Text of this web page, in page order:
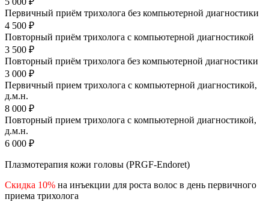
Первичный приём трихолога без компьютерной диагностики
4 500 ₽
Повторный приём трихолога с компьютерной диагностикой
3 500 ₽
Повторный приём трихолога без компьютерной диагностики
3 000 ₽
Первичный прием трихолога с компьютерной диагностикой,
д.м.н.
8 000 ₽
Повторный прием трихолога с компьютерной диагностикой,
д.м.н.
6 000 ₽
Плазмотерапия кожи головы (PRGF-Endoret)
Скидка 10% на инъекции для роста волос в день первичного
приема трихолога